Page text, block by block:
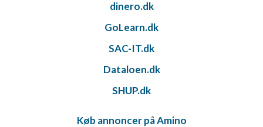
dinero.dk
GoLearn.dk
SAC-IT.dk
Dataloen.dk
SHUP.dk
Køb annoncer på Amino